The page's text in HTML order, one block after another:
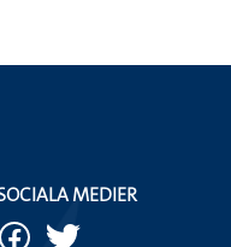
MEDIER